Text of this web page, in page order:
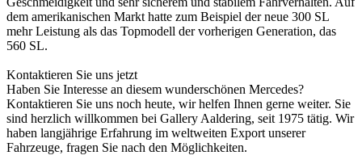
dem amerikanischen Markt hatte zum Beispiel der neue 300 SL
mehr Leistung als das Topmodell der vorherigen Generation, das
560 SL.
Kontaktieren Sie uns jetzt
Haben Sie Interesse an diesem wunderschönen Mercedes?
Kontaktieren Sie uns noch heute, wir helfen Ihnen gerne weiter. Sie
sind herzlich willkommen bei Gallery Aaldering, seit 1975 tätig. Wir
haben langjährige Erfahrung im weltweiten Export unserer
Fahrzeuge, fragen Sie nach den Möglichkeiten.